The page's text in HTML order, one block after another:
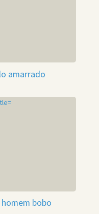
amarrado
bobo